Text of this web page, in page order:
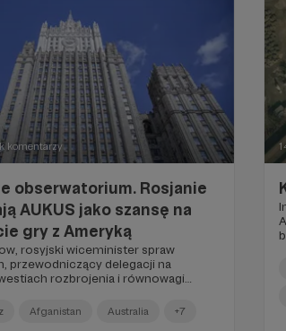
komentarzy
obserwatorium. Rosjanie
AUKUS jako szansę na
gry z Ameryką
rosyjski wiceminister spraw
przewodniczący delegacji na
rozbrojenia i równowagi
mediom, że kwestie związane z
wojskowym Stanów
Afganistan Australia +7